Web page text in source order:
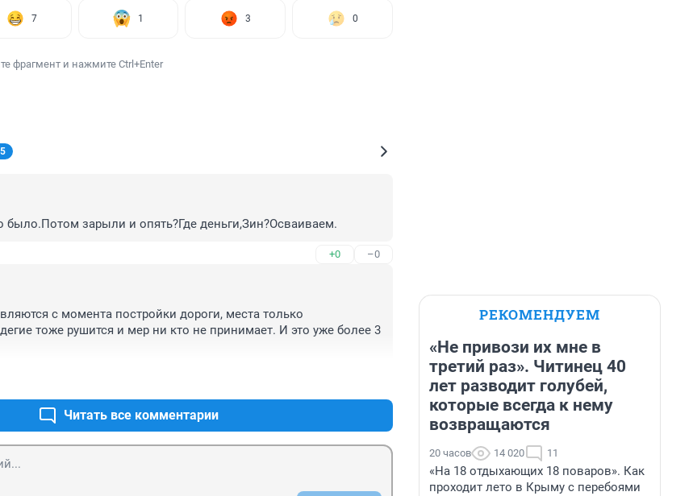
7 1 3 0
фрагмент и нажмите Ctrl+Enter
было.Потом зарыли и опять?Где деньги,Зин?Осваиваем.
+0 –0
с момента постройки дороги, места только
тоже рушится и мер ни кто не принимает. И это уже более 3
Читать все комментарии
РЕКОМЕНДУЕМ
«Не привози их мне в
третий раз». Читинец 40
лет разводит голубей,
которые всегда к нему
возвращаются
20 часов 14 020 11
«На 18 отдыхающих 18 поваров». Как
проходит лето в Крыму с перебоями